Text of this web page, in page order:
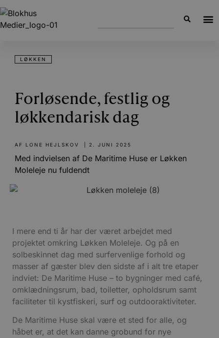
LØKKEN
Forløsende, festlig og
løkkendarisk dag
AF LONE HEJLSKOV 2. JUNI 2025
Med indvielsen af De Maritime Huse er Løkken
Moleleje nu fuldendt
I mere end ti år har der været arbejdet med
projektet omkring Løkken Moleleje. Og på en
solbeskinnet dag med surfervenlige forhold og
masser af gæster blev den sidste af i alt tre etaper
indviet: De Maritime Huse – to bygninger med café,
omklædningsrum, bad, toiletter, opholdsrum samt
faciliteter til kystfiskeri, surf og outdooraktiviteter.
De Maritime Huse skal være et sted for alle, og
håbet er, at det kan danne grobund for nye